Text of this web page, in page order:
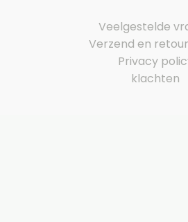
Veelgestelde
Verzend en
Privacy
klachten